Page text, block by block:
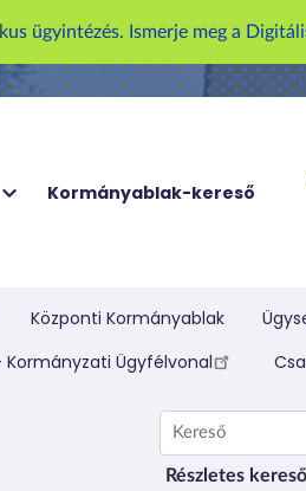
r
t
a
o
r
a
ügyintézés. Ismerje meg a
Kormányablak-kereső
menü
Központi Kormányablak
Kormányzati Ügyfélvonal
Kereső
Részletes kereső